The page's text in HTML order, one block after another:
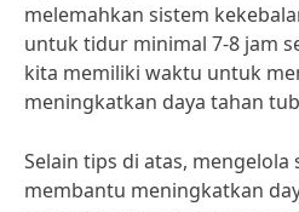
melemahkan sistem
untuk tidur minimal 7-8 jam
kita memiliki waktu untuk
meningkatkan daya tahan
Selain tips di atas,
membantu meningkatkan